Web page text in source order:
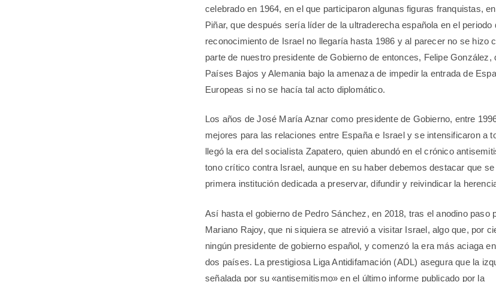
celebrado en 1964, en el que participaron algunas figuras franquistas,
Piñar, que después sería líder de la ultraderecha española en el periodo
reconocimiento de Israel no llegaría hasta 1986 y al parecer no se hizo
parte de nuestro presidente de Gobierno de entonces, Felipe González,
Países Bajos y Alemania bajo la amenaza de impedir la entrada de
Europeas si no se hacía tal acto diplomático.
Los años de José María Aznar como presidente de Gobierno, entre
mejores para las relaciones entre España e Israel y se intensificaron a
llegó la era del socialista Zapatero, quien abundó en el crónico
tono crítico contra Israel, aunque en su haber debemos destacar que
primera institución dedicada a preservar, difundir y reivindicar la
Así hasta el gobierno de Pedro Sánchez, en 2018, tras el anodino paso
Mariano Rajoy, que ni siquiera se atrevió a visitar Israel, algo que, por
ningún presidente de gobierno español, y comenzó la era más aciaga
dos países. La prestigiosa Liga Antidifamación (ADL) asegura que la
señalada por su «antisemitismo» en el último informe publicado por la